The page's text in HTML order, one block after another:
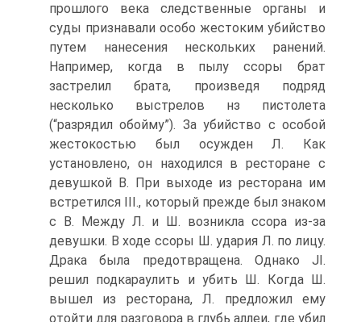
прошлого века следственные органы и
суды признавали особо жестоким убийство
путем нанесения нескольких ранений.
Например, когда в пылу ссоры брат
застрелил брата, произведя подряд
несколько выстрелов нз пистолета
(“разрядил обойму”). За убийство с особой
жестокостью был осужден Л. Как
установлено, он находился в ресторане с
девушкой В. При выходе из ресторана им
встретился III., который прежде был знаком
с В. Между Л. и Ш. возникла ссора из-за
девушки. В ходе ссоры Ш. удария Л. по лицу.
Драка была предотвращена. Однако JI.
решил подкараулить и убить Ш. Когда Ш.
вышел из ресторана, Л. предложил ему
отойти для разговора в глубь аллеи, где убил